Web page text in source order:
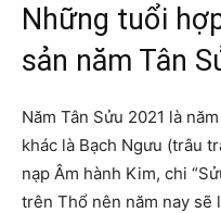
Những tuổi
sản năm Tân
Năm Tân Sửu 2021 là
khác là Bạch Ngưu (trâu
nạp Âm hành Kim, chi
trên Thổ nên năm nay sẽ